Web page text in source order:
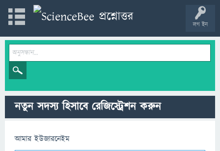
লগ ইন
নতুন সদস্য হিসাবে রেজিস্ট্রেশন করুন
আমার ইউজারনেইম